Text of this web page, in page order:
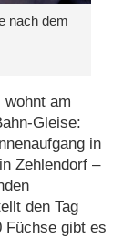
nach dem
wohnt am
Gleise:
in
Zehlendorf –
den Tag
Füchse gibt es